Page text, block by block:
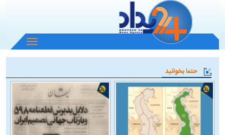
باز
و
منو
حتما بخوانید